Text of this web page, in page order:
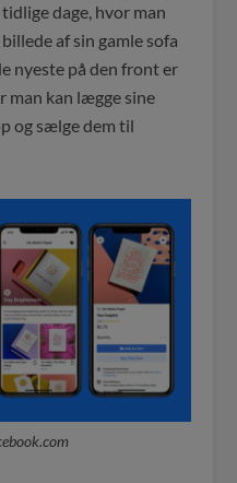
dage, hvor man
af sin gamle sofa
nyeste på den front er
man kan lægge sine
og sælge dem til